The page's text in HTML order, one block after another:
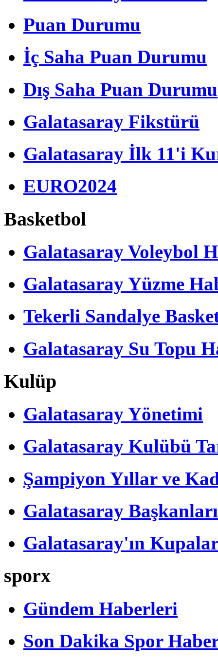
Puan Durumu
İç Saha Puan Durumu
Dış Saha Puan Durumu
Galatasaray Fikstürü
Galatasaray İlk 11'i
EURO2024
Basketbol
Galatasaray Voleybol
Galatasaray Yüzme
Tekerli Sandalye
Galatasaray Su Topu
Kulüp
Galatasaray Yönetimi
Galatasaray Kulübü
Şampiyon Yıllar ve
Galatasaray Başkanları
Galatasaray'ın
sporx
Gündem Haberleri
Son Dakika Spor